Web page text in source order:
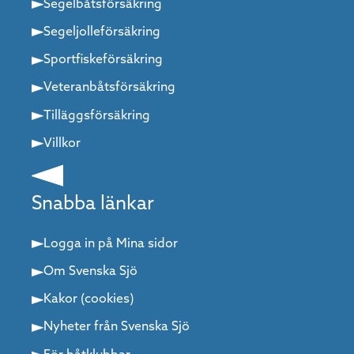
musealt. Natur utan att det känns otillgängligt. Liv och
kan komma hit för en natt och fylla på allt du behöver. Eller
Segelbåtsförsäkring
Segeljolleförsäkring
Sportfiskeförsäkring
Veteranbåtsförsäkring
Tilläggsförsäkring
Villkor
Snabba länkar
Logga in på Mina sidor
Om Svenska Sjö
Kakor (cookies)
Nyheter från Svenska Sjö